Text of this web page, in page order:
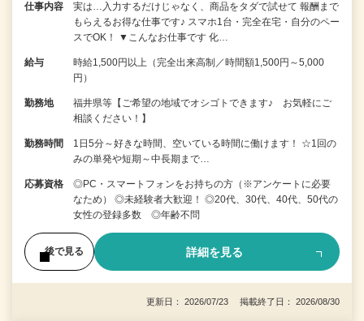
仕事内容
実は…入力するだけじゃなく、商品をタダで試せて 報酬まで
もらえるお得な仕事です♪ スマホ1台・完全在宅・自分のペー
スでOK！ ▼こんなお仕事です 化…
給与
時給1,500円以上（完全出来高制／時間額1,500円～5,000
円）
勤務地
福井県等【ご希望の地域でオシゴトできます♪ お気軽にご
相談ください！】
勤務時間
1日5分～好きな時間、空いている時間に働けます！ ☆1回の
みの単発や短期～中長期まで…
応募資格
◎PC・スマートフォンをお持ちの方（※アンケートに必要
なため） ◎未経験者大歓迎！ ◎20代、30代、40代、50代の
女性の登録多数 ◎年齢不問
後で見る 詳細を見る
更新日： 2026/07/23 掲載終了日： 2026/08/30